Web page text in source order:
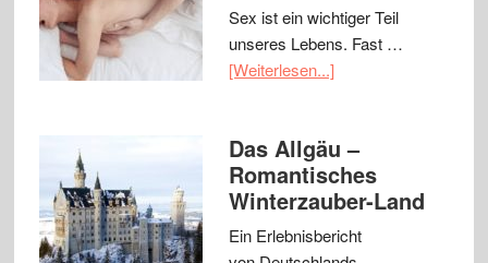
Sex ist ein wichtiger Teil
unseres Lebens. Fast …
[Weiterlesen...]
Das Allgäu –
Romantisches
Winterzauber-Land
Ein Erlebnisbericht